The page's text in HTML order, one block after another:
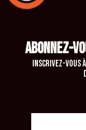
ABONNEZ-
Inscrivez-vous